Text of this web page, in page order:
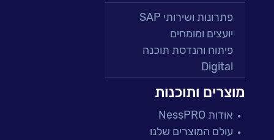
פתרונות ושירותי SAP
יועצים ומומחים
פיתוח והנדסת תוכנה
Digital
פתרונות למגזר הפיננסי
מיקור חוץ ושירותים מנוהלים
בדיקות והבטחת איכות
מוצרים ותוכנות
אודות NessPRO
עולם המוצרים שלנו